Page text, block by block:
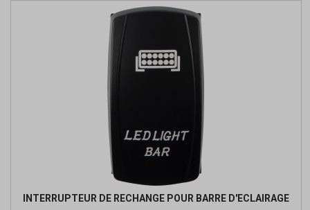
INTERRUPTEUR DE RECHANGE POUR BARRE D'ECLAIRAGE